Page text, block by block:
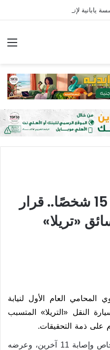
بعد مصرع وإصابة 15 شخصًا.. قرار
«تريلا»
المحامي العام الأول لنيابة
النقل «التريلا» المتسبب
وتسبب الحادث في وفاة 4 أشخاص وإصابة 11 آخرين، وعرضه